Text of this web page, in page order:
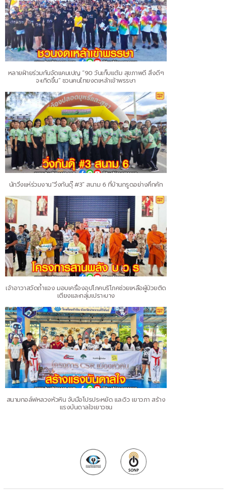
หลายฝ่ายร่วมกันจัดแคมเปญ “90 วันเก็บแต้ม สุขภาพดี สิ่งดีๆ
จะเกิดขึ้น” ชวนคนไทยงดเหล้าเข้าพรรษา
นักวิ่งแห่ร่วมงาน“วิ่งกันดุ๊ #3” สนาม 6 ที่บ้านกรูดอย่างคึกคัก
เจ้าอาวาสวัดถ้ำแจง มอบเครื่องอุปโภคบริโภคช่วยเหลือผู้ป่วยติด
เตียงและกลุ่มเปราะบาง
สนามกอล์ฟหลวงหัวหิน จับมือโปรประหยัด และวิว เยาวภา สร้าง
แรงบันดาลใจเยาวชน